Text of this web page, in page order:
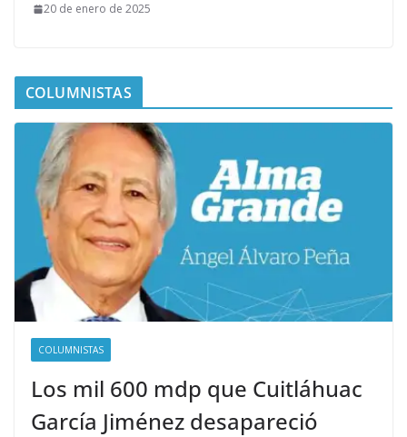
20 de enero de 2025
COLUMNISTAS
COLUMNISTAS
Los mil 600 mdp que Cuitláhuac
García Jiménez desapareció